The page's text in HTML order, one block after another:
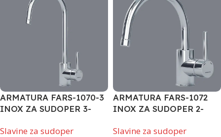
ARMATURA FARS-1070-3
INOX ZA SUDOPER 3-
Slavine za sudoper
ARMATURA FARS-1072
INOX ZA SUDOPER 2-
Slavine za sudoper